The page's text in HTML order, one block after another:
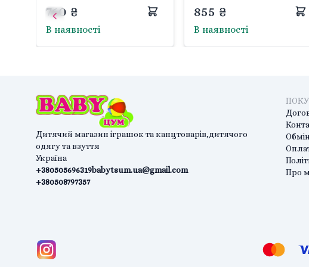
Китай
760 ₴
В наявності
2 Китай
855 ₴
В наявності
Дитячий магазин іграшок та канцтоварів,дитячого
одягу та взуття
Україна
+380505696319
+380508797357
babytsum.ua@gmail.com
Про